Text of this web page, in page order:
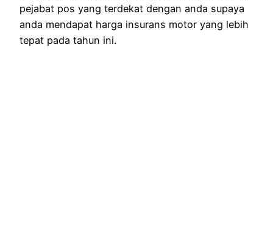
pejabat pos yang terdekat dengan anda supaya
anda mendapat harga insurans motor yang lebih
tepat pada tahun ini.